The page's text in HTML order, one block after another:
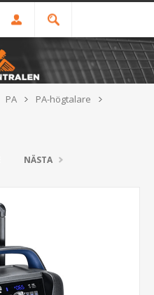
PA
PA-högtalare
NÄSTA